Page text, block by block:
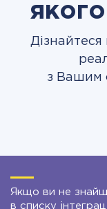
з Вашим
Якщо ви не
в списку